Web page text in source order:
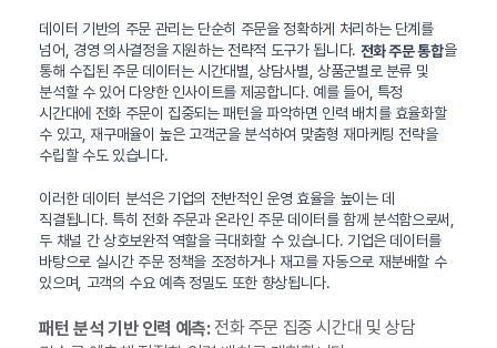
데이터 기반의 주문 관리는 단순히 주문을 정확하게 처리하는 단계를
넘어, 경영 의사결정을 지원하는 전략적 도구가 됩니다. 전화 주문 통합을
통해 수집된 주문 데이터는 시간대별, 상담사별, 상품군별로 분류 및
분석할 수 있어 다양한 인사이트를 제공합니다. 예를 들어, 특정
시간대에 전화 주문이 집중되는 패턴을 파악하면 인력 배치를 효율화할
수 있고, 재구매율이 높은 고객군을 분석하여 맞춤형 재마케팅 전략을
수립할 수도 있습니다.
이러한 데이터 분석은 기업의 전반적인 운영 효율을 높이는 데
직결됩니다. 특히 전화 주문과 온라인 주문 데이터를 함께 분석함으로써,
두 채널 간 상호보완적 역할을 극대화할 수 있습니다. 기업은 데이터를
바탕으로 실시간 주문 정책을 조정하거나 재고를 자동으로 재분배할 수
있으며, 고객의 수요 예측 정밀도 또한 향상됩니다.
패턴 분석 기반 인력 예측:전화 주문 집중 시간대 및 상담